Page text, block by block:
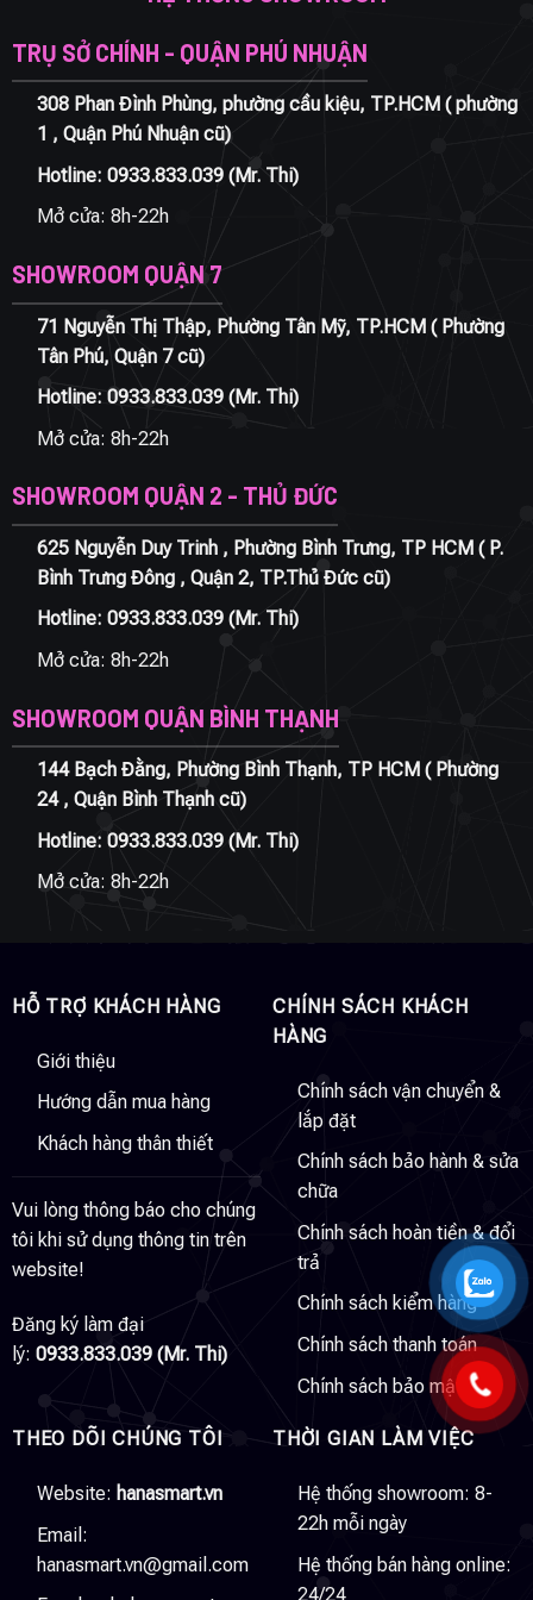
TRỤ SỞ CHÍNH - QUẬN PHÚ NHUẬN
308 Phan Đình Phùng, phường cầu kiệu, TP.HCM ( phường
1 , Quận Phú Nhuận cũ)
Hotline: 0933.833.039(Mr. Thi)
Mở cửa: 8h-22h
SHOWROOM QUẬN 7
71 Nguyễn Thị Thập, Phường Tân Mỹ, TP.HCM ( Phường
Tân Phú, Quận 7 cũ)
Hotline: 0933.833.039(Mr. Thi)
Mở cửa: 8h-22h
SHOWROOM QUẬN 2 - THỦ ĐỨC
625 Nguyễn Duy Trinh , Phường Bình Trưng, TP HCM ( P.
Bình Trưng Đông , Quận 2, TP.Thủ Đức cũ)
Hotline: 0933.833.039(Mr. Thi)
Mở cửa: 8h-22h
SHOWROOM QUẬN BÌNH THẠNH
144 Bạch Đằng, Phường Bình Thạnh, TP HCM ( Phường
24 , Quận Bình Thạnh cũ)
Hotline: 0933.833.039(Mr. Thi)
Mở cửa: 8h-22h
HỖ TRỢ KHÁCH HÀNG
Giới thiệu
Hướng dẫn mua hàng
Khách hàng thân thiết
Vui lòng thông báo cho chúng
tôi khi sử dụng thông tin trên
website!
Đăng ký làm đại
lý: 0933.833.039 (Mr. Thi)
CHÍNH SÁCH KHÁCH
HÀNG
Chính sách vận chuyển &
lắp đặt
Chính sách bảo hành & sửa
chữa
Chính sách hoàn tiền & đổi
trả
Chính sách kiểm hàng
Chính sách thanh toán
Chính sách bảo mật
THEO DÕI CHÚNG TÔI
Website: hanasmart.vn
Email:
hanasmart.vn@gmail.com
THỜI GIAN LÀM VIỆC
Hệ thống showroom: 8-
22h mỗi ngày
Hệ thống bán hàng online:
24/24